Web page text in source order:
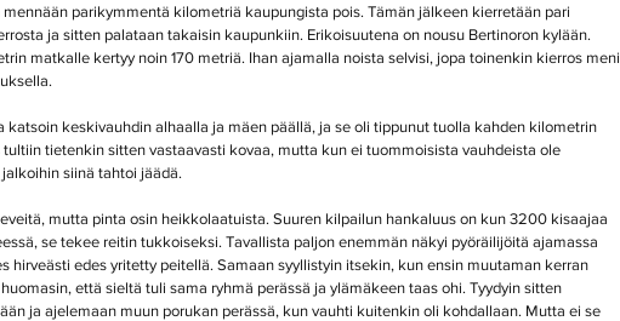
mennään parikymmentä kilometriä kaupungista pois. Tämän jälkeen kierretään pari
ja sitten palataan takaisin kaupunkiin. Erikoisuutena on nousu Bertinoron kylään.
matkalle kertyy noin 170 metriä. Ihan ajamalla noista selvisi, jopa toinenkin kierros meni
katsoin keskivauhdin alhaalla ja mäen päällä, ja se oli tippunut tuolla kahden kilometrin
tultiin tietenkin sitten vastaavasti kovaa, mutta kun ei tuommoisista vauhdeista ole
siinä tahtoi jäädä.
mutta pinta osin heikkolaatuista. Suuren kilpailun hankaluus on kun 3200 kisaajaa
se tekee reitin tukkoiseksi. Tavallista paljon enemmän näkyi pyöräilijöitä ajamassa
hirveästi edes yritetty peitellä. Samaan syyllistyin itsekin, kun ensin muutaman kerran
että sieltä tuli sama ryhmä perässä ja ylämäkeen taas ohi. Tyydyin sitten
ja ajelemaan muun porukan perässä, kun vauhti kuitenkin oli kohdallaan. Mutta ei se